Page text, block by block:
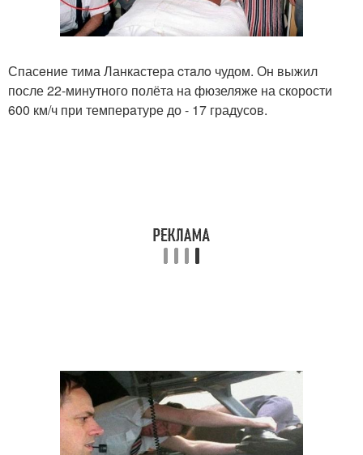
Спасeние тима Ланкастера cтaлo чудом. Он выжил
после 22-минутного полёта на фюзеляже на скорости
600 км/ч при темперaтуре до - 17 градусoв.